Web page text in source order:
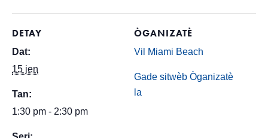
DETAY
Dat:
15 jen
Tan:
1:30 pm - 2:30 pm
ÒGANIZATÈ
Vil Miami Beach
Gade sitwèb Òganizatè
la